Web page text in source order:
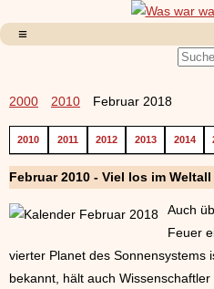
2000 2010 Februar 2018
2010 2011 2012 2013 2014
Februar 2010 - Viel los im Weltall
Auch
Feuer
vierter Planet des Sonnensystems
bekannt, hält auch